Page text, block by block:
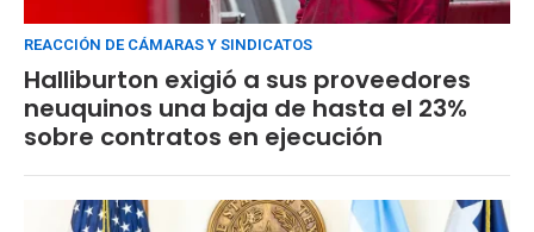
REACCIÓN DE CÁMARAS Y SINDICATOS
Halliburton exigió a sus proveedores
neuquinos una baja de hasta el 23%
sobre contratos en ejecución